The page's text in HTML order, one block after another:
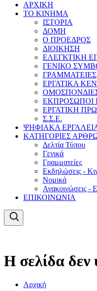
ΑΡΧΙΚΗ
ΤΟ ΚΙΝΗΜΑ
ΙΣΤΟΡΙΑ
ΔΟΜΗ
Ο ΠΡΟΕΔΡΟΣ
ΔΙΟΙΚΗΣΗ
ΕΛΕΓΚΤΙΚΗ
ΓΕΝΙΚΟ
ΓΡΑΜΜΑΤΕΙΕΣ
ΕΡΓΑΤΙΚΑ
ΕΚΠΡΟΣΩΠΟΙ
ΕΡΓΑΤΙΚΗ
Σ.Σ.Ε.
ΨΗΦΙΑΚΑ
ΚΑΤΗΓΟΡΙΕΣ
Δελτία Τύπου
Γενικά
Γραμματείες
Εκδηλώσεις -
Νομικά
Ανακοινώσεις -
ΕΠΙΚΟΙΝΩΝΙΑ
Η σελίδα δεν
Αρχική